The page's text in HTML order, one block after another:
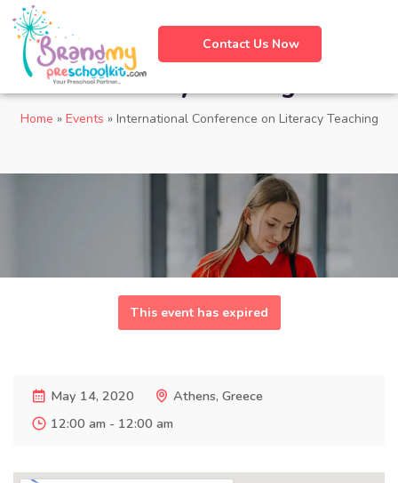
Contact Us Now
International Conference on
Literacy Teaching
Home » Events » International Conference on Literacy Teaching
This event has expired
May 14, 2020
Athens, Greece
12:00 am - 12:00 am